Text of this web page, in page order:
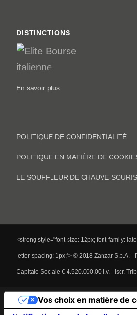
DISTINCTIONS
En savoir plus
POLITIQUE DE CONFIDENTIALITÉ
POLITIQUE EN MATIÈRE DE
LE SOUFFLEUR DE CHAUVE-SOURIS
<strong style="font-size: 12px; font-family:
letter-spacing: 1px;"> © 2018 Zanzar S.p.A. -
Capitale Sociale € 4.520.000,00 i.v. - Iscr.
Vos choix en matière de